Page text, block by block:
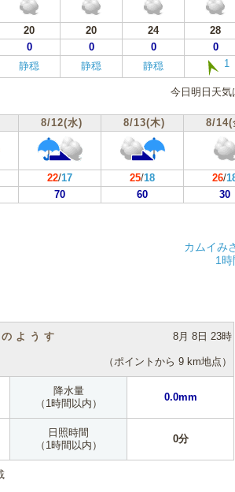
20 20 24 28
0 0 0 0
静穏 静穏 静穏 1
今日明日天気
8/12(水) 8/13(木) 8/14(
22/17 25/18 26/
70 60 30
カムイみ
1時
ようす 8月 8日 23時
（ポイントから 9 km地点）
降水量
（1時間以内）
0.0mm
日照時間
（1時間以内）
0分